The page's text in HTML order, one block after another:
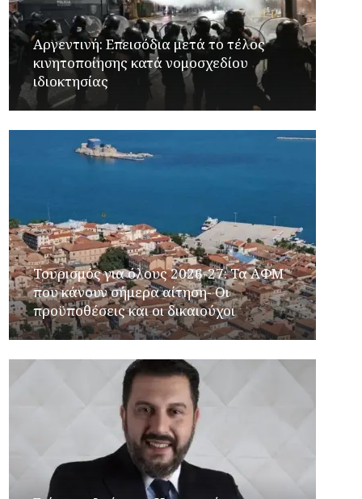
Αργεντινή: Επεισόδια μετά το τέλος
κινητοποίησης κατά νομοσχεδίου
ιδιοκτησίας
Τουρισμός για όλους 2026-27: Τα ΑΦΜ
που κάνουν σήμερα αίτηση- Οι
προϋποθέσεις και οι δικαιούχοι